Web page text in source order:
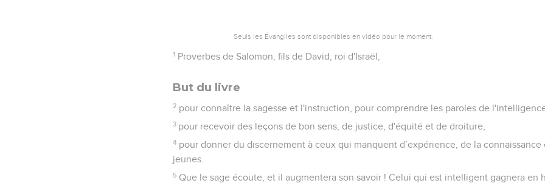
Seuls les Évangiles sont disponibles en vidéo pour le moment.
1 Proverbes de Salomon, fils de David, roi d'Israël,
But du livre
2 pour connaître la sagesse et l'instruction, pour comprendre les paroles de
3 pour recevoir des leçons de bon sens, de justice, d'équité et de droiture,
4 pour donner du discernement à ceux qui manquent d’expérience, de la
jeunes.
5 Que le sage écoute, et il augmentera son savoir ! Celui qui est intelligent gagnera en